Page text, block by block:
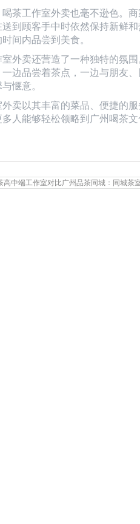
喝茶工作室外卖也毫不逊色。
到顾客手中时依然保持新鲜
间内品尝到美食。
外卖还营造了一种独特的氛
边品尝着茶点，一边与朋友
惬意。
外卖以其丰富的菜品、便捷的
人能够轻松领略到广州喝茶
高中端工作室对比广州品茶同城‌：同城茶